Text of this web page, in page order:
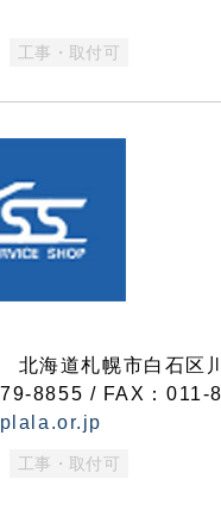
工事・取付可
海道札幌市白石区
8855 / FAX：011-
工事・取付可